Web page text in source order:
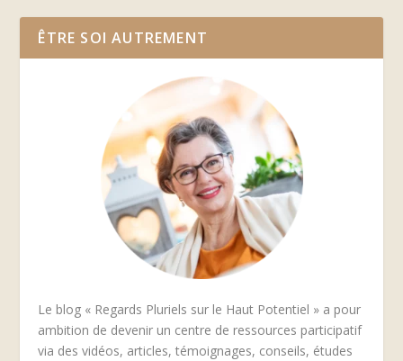
ÊTRE SOI AUTREMENT
Le blog « Regards Pluriels sur le Haut Potentiel » a pour
ambition de devenir un centre de ressources participatif
via des vidéos, articles, témoignages, conseils, études